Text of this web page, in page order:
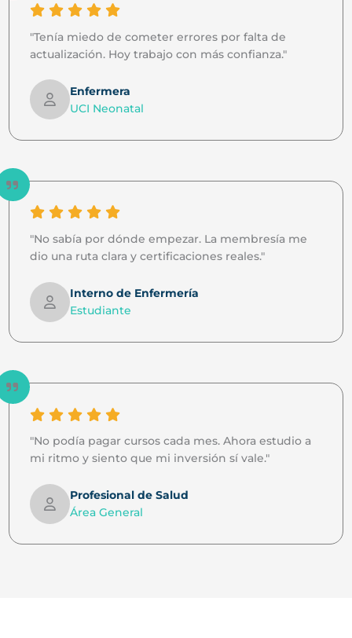
"Tenía miedo de cometer errores por falta de
actualización. Hoy trabajo con más confianza."
Enfermera
UCI Neonatal
"No sabía por dónde empezar. La membresía me
dio una ruta clara y certificaciones reales."
Interno de Enfermería
Estudiante
"No podía pagar cursos cada mes. Ahora estudio a
mi ritmo y siento que mi inversión sí vale."
Profesional de Salud
Área General